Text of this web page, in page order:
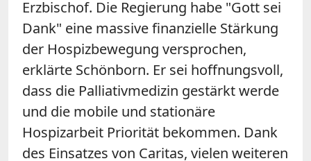
Erzbischof. Die Regierung habe "Gott sei
Dank" eine massive finanzielle Stärkung
der Hospizbewegung versprochen,
erklärte Schönborn. Er sei hoffnungsvoll,
dass die Palliativmedizin gestärkt werde
und die mobile und stationäre
Hospizarbeit Priorität bekommen. Dank
des Einsatzes von Caritas, vielen weiteren